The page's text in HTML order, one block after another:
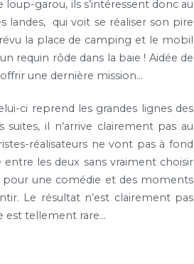
garou, ils s’intéressent donc au
landes, qui voit se réaliser son pire
la place de camping et le mobil
requin rôde dans la baie ! Aidée de
une dernière mission…
ci reprend les grandes lignes des
il n’arrive clairement pas au
réalisateurs ne vont pas à fond
les deux sans vraiment choisir
une comédie et des moments
Le résultat n’est clairement pas
est tellement rare…